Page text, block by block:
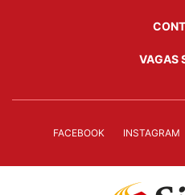
VAGAS
FACEBOOK INSTAGRAM